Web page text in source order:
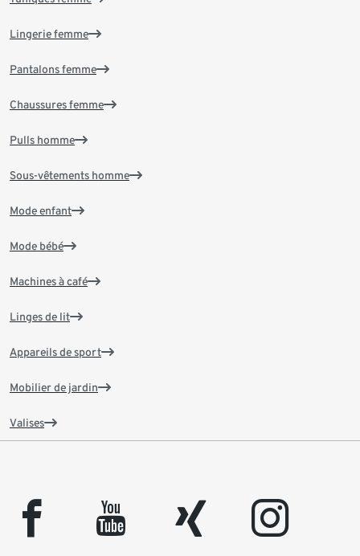
Lingerie femme
Pantalons femme
Chaussures femme
Pulls homme
Sous-vêtements homme
Mode enfant
Mode bébé
Machines à café
Linges de lit
Appareils de sport
Mobilier de jardin
Valises
facebook youtube xing instagram